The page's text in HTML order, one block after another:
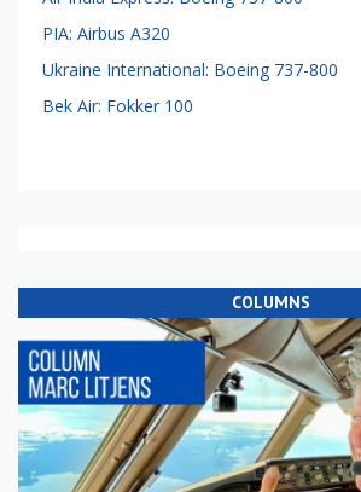
PIA: Airbus A320
Ukraine International: Boeing 737-800
Bek Air: Fokker 100
COLUMNS